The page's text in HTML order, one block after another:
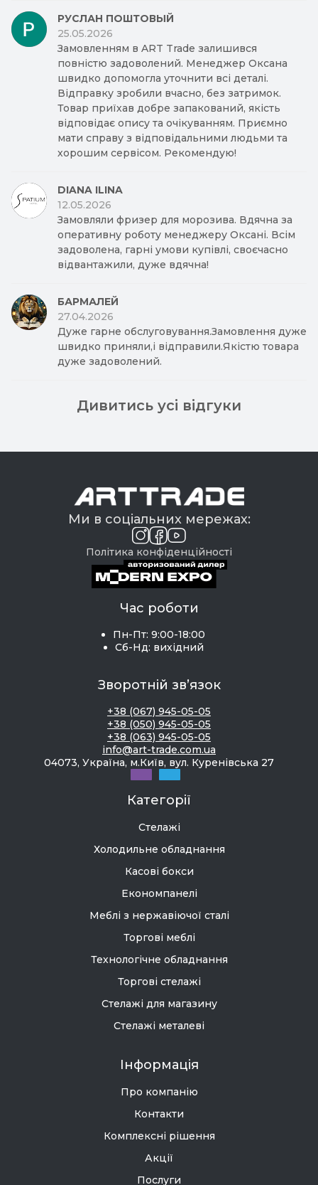
РУСЛАН ПОШТОВЫЙ
25.05.2026
Замовленням в ART Trade залишився
повністю задоволений. Менеджер Оксана
швидко допомогла уточнити всі деталі.
Відправку зробили вчасно, без затримок.
Товар приїхав добре запакований, якість
відповідає опису та очікуванням. Приємно
мати справу з відповідальними людьми та
хорошим сервісом. Рекомендую!
DIANA ILINA
12.05.2026
Замовляли фризер для морозива. Вдячна за
оперативну роботу менеджеру Оксані. Всім
задоволена, гарні умови купівлі, своєчасно
відвантажили, дуже вдячна!
БАРМАЛЕЙ
27.04.2026
Дуже гарне обслуговування.Замовлення дуже
швидко приняли,і відправили.Якістю товара
дуже задоволений.
Дивитись усі відгуки
Ми в соціальних мережах:
Політика конфіденційності
Час роботи
Пн-Пт: 9:00-18:00
Сб-Нд: вихідний
Зворотній зв’язок
+38 (067) 945-05-05
+38 (050) 945-05-05
+38 (063) 945-05-05
info@art-trade.com.ua
04073, Україна, м.Київ, вул. Куренівська 27
Категорії
Стелажі
Холодильне обладнання
Касові бокси
Економпанелі
Меблі з нержавіючої сталі
Торгові меблі
Технологічне обладнання
Торгові стелажі
Стелажі для магазину
Стелажі металеві
Інформація
Про компанію
Контакти
Комплексні рішення
Акції
Послуги